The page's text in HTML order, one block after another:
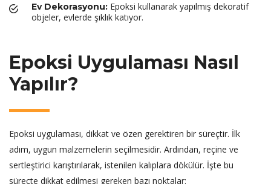
Ev Dekorasyonu: Epoksi kullanarak yapılmış dekoratif
objeler, evlerde şıklık katıyor.
Epoksi Uygulaması Nasıl
Yapılır?
Epoksi uygulaması, dikkat ve özen gerektiren bir süreçtir. İlk
adım, uygun malzemelerin seçilmesidir. Ardından, reçine ve
sertleştirici karıştırılarak, istenilen kalıplara dökülür. İşte bu
süreçte dikkat edilmesi gereken bazı noktalar: